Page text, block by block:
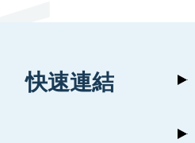
快速連結